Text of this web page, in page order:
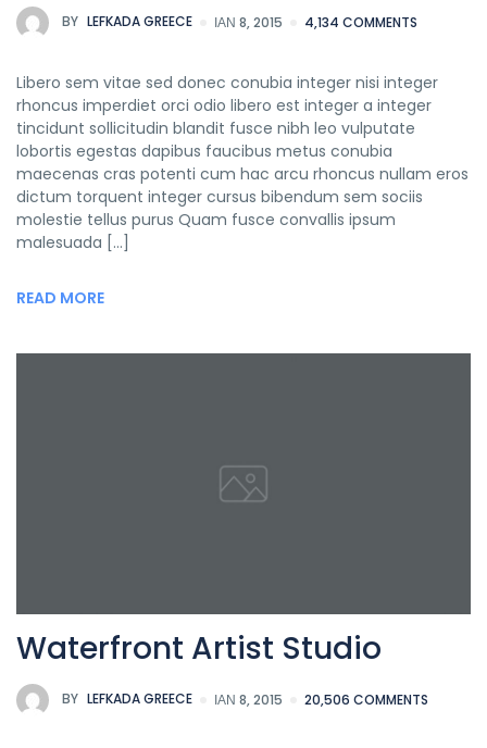
BY LEFKADA GREECE ΙΑΝ 8, 2015 4,134 COMMENTS
Libero sem vitae sed donec conubia integer nisi integer
rhoncus imperdiet orci odio libero est integer a integer
tincidunt sollicitudin blandit fusce nibh leo vulputate
lobortis egestas dapibus faucibus metus conubia
maecenas cras potenti cum hac arcu rhoncus nullam eros
dictum torquent integer cursus bibendum sem sociis
molestie tellus purus Quam fusce convallis ipsum
malesuada […]
READ MORE
Waterfront Artist Studio
BY LEFKADA GREECE ΙΑΝ 8, 2015 20,506 COMMENTS